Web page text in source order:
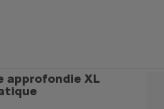
approfondie XL